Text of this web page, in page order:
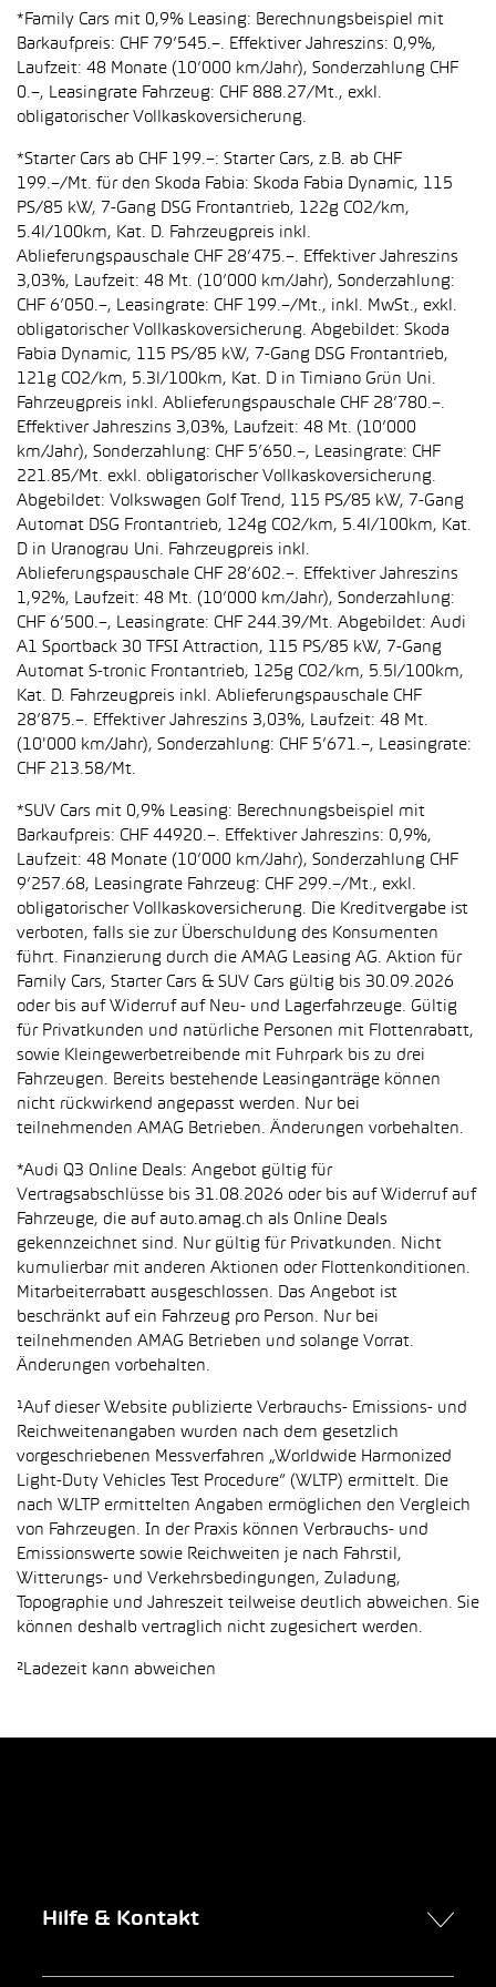
*Family Cars mit 0,9% Leasing: Berechnungsbeispiel mit
Barkaufpreis: CHF 79’545.–. Effektiver Jahreszins: 0,9%,
Laufzeit: 48 Monate (10’000 km/Jahr), Sonderzahlung CHF
0.–, Leasingrate Fahrzeug: CHF 888.27/Mt., exkl.
obligatorischer Vollkaskoversicherung.
*Starter Cars ab CHF 199.–: Starter Cars, z.B. ab CHF
199.–/Mt. für den Skoda Fabia: Skoda Fabia Dynamic, 115
PS/85 kW, 7-Gang DSG Frontantrieb, 122g CO2/km,
5.4l/100km, Kat. D. Fahrzeugpreis inkl.
Ablieferungspauschale CHF 28’475.–. Effektiver Jahreszins
3,03%, Laufzeit: 48 Mt. (10’000 km/Jahr), Sonderzahlung:
CHF 6’050.–, Leasingrate: CHF 199.–/Mt., inkl. MwSt., exkl.
obligatorischer Vollkaskoversicherung. Abgebildet: Skoda
Fabia Dynamic, 115 PS/85 kW, 7-Gang DSG Frontantrieb,
121g CO2/km, 5.3l/100km, Kat. D in Timiano Grün Uni.
Fahrzeugpreis inkl. Ablieferungspauschale CHF 28’780.–.
Effektiver Jahreszins 3,03%, Laufzeit: 48 Mt. (10’000
km/Jahr), Sonderzahlung: CHF 5’650.–, Leasingrate: CHF
221.85/Mt. exkl. obligatorischer Vollkaskoversicherung.
Abgebildet: Volkswagen Golf Trend, 115 PS/85 kW, 7-Gang
Automat DSG Frontantrieb, 124g CO2/km, 5.4l/100km, Kat.
D in Uranograu Uni. Fahrzeugpreis inkl.
Ablieferungspauschale CHF 28’602.–. Effektiver Jahreszins
1,92%, Laufzeit: 48 Mt. (10’000 km/Jahr), Sonderzahlung:
CHF 6’500.–, Leasingrate: CHF 244.39/Mt. Abgebildet: Audi
A1 Sportback 30 TFSI Attraction, 115 PS/85 kW, 7-Gang
Automat S-tronic Frontantrieb, 125g CO2/km, 5.5l/100km,
Kat. D. Fahrzeugpreis inkl. Ablieferungspauschale CHF
28’875.–. Effektiver Jahreszins 3,03%, Laufzeit: 48 Mt.
(10'000 km/Jahr), Sonderzahlung: CHF 5’671.–, Leasingrate:
CHF 213.58/Mt.
*SUV Cars mit 0,9% Leasing: Berechnungsbeispiel mit
Barkaufpreis: CHF 44920.–. Effektiver Jahreszins: 0,9%,
Laufzeit: 48 Monate (10’000 km/Jahr), Sonderzahlung CHF
9’257.68, Leasingrate Fahrzeug: CHF 299.–/Mt., exkl.
obligatorischer Vollkaskoversicherung. Die Kreditvergabe ist
verboten, falls sie zur Überschuldung des Konsumenten
führt. Finanzierung durch die AMAG Leasing AG. Aktion für
Family Cars, Starter Cars & SUV Cars gültig bis 30.09.2026
oder bis auf Widerruf auf Neu- und Lagerfahrzeuge. Gültig
für Privatkunden und natürliche Personen mit Flottenrabatt,
sowie Kleingewerbetreibende mit Fuhrpark bis zu drei
Fahrzeugen. Bereits bestehende Leasinganträge können
nicht rückwirkend angepasst werden. Nur bei
teilnehmenden AMAG Betrieben. Änderungen vorbehalten.
*Audi Q3 Online Deals: Angebot gültig für
Vertragsabschlüsse bis 31.08.2026 oder bis auf Widerruf auf
Fahrzeuge, die auf auto.amag.ch als Online Deals
gekennzeichnet sind. Nur gültig für Privatkunden. Nicht
kumulierbar mit anderen Aktionen oder Flottenkonditionen.
Mitarbeiterrabatt ausgeschlossen. Das Angebot ist
beschränkt auf ein Fahrzeug pro Person. Nur bei
teilnehmenden AMAG Betrieben und solange Vorrat.
Änderungen vorbehalten.
¹Auf dieser Website publizierte Verbrauchs- Emissions- und
Reichweitenangaben wurden nach dem gesetzlich
vorgeschriebenen Messverfahren „Worldwide Harmonized
Light-Duty Vehicles Test Procedure“ (WLTP) ermittelt. Die
nach WLTP ermittelten Angaben ermöglichen den Vergleich
von Fahrzeugen. In der Praxis können Verbrauchs- und
Emissionswerte sowie Reichweiten je nach Fahrstil,
Witterungs- und Verkehrsbedingungen, Zuladung,
Topographie und Jahreszeit teilweise deutlich abweichen. Sie
können deshalb vertraglich nicht zugesichert werden.
²Ladezeit kann abweichen
Hilfe & Kontakt